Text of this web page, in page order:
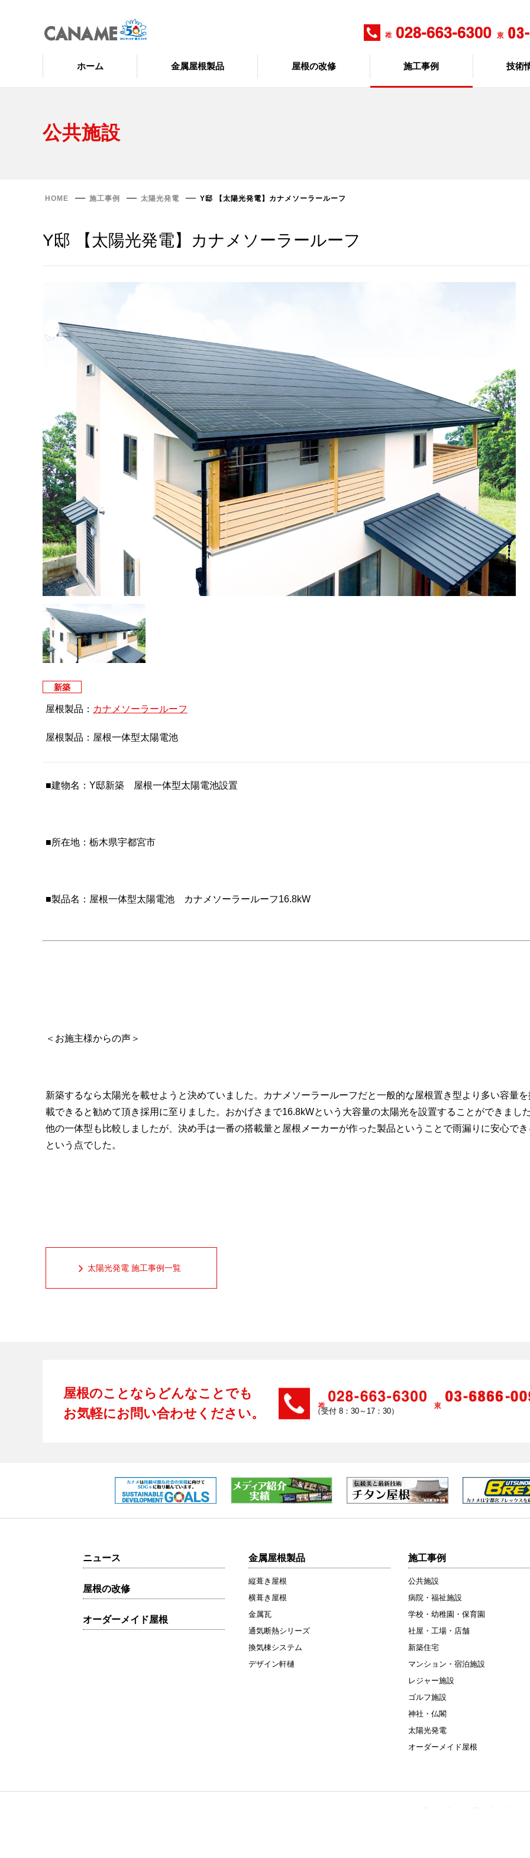
ホーム 金属屋根製品 屋根の改修 施工事例 技術
公共施設
HOME 施工事例 太陽光発電 Y邸 【太陽光発電】カナメソーラールーフ
Y邸 【太陽光発電】カナメソーラールーフ
新築
屋根製品： カナメソーラールーフ
屋根製品：屋根一体型太陽電池
■建物名：Y邸新築 屋根一体型太陽電池設置
■所在地：栃木県宇都宮市
■製品名：屋根一体型太陽電池 カナメソーラールーフ16.8kW
＜お施主様からの声＞
新築するなら太陽光を載せようと決めていました。カナメソーラールーフだと一般的な屋根置き型より多い容量を
載できると勧めて頂き採用に至りました。おかげさまで16.8kWという大容量の太陽光を設置することができました
他の一体型も比較しましたが、決め手は一番の搭載量と屋根メーカーが作った製品ということで雨漏りに安心でき
という点でした。
太陽光発電 施工事例一覧
屋根のことならどんなことでも
お気軽にお問い合わせください。
（受付 8：30～17：30）
ニュース
屋根の改修
オーダーメイド屋根
金属屋根製品
縦葺き屋根
横葺き屋根
金属瓦
通気断熱シリーズ
換気棟システム
デザイン軒樋
施工事例
公共施設
病院・福祉施設
学校・幼稚園・保育園
社屋・工場・店舗
新築住宅
マンション・宿泊施設
レジャー施設
ゴルフ施設
神社・仏閣
太陽光発電
オーダーメイド屋根